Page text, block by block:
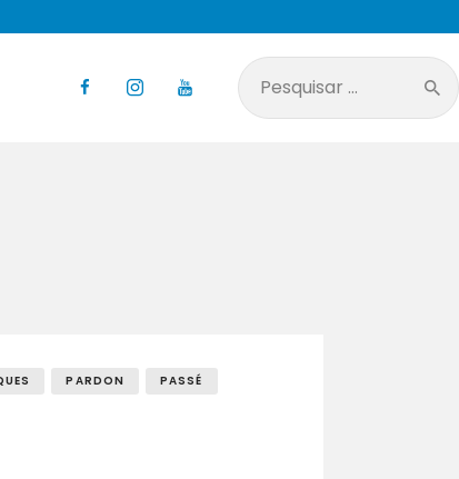
Pesquisar
por:
PARDON
PASSÉ